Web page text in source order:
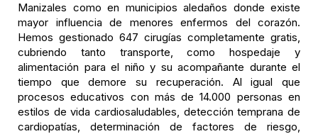
Manizales como en municipios aledaños donde existe
mayor influencia de menores enfermos del corazón.
Hemos gestionado 647 cirugías completamente gratis,
cubriendo tanto transporte, como hospedaje y
alimentación para el niño y su acompañante durante el
tiempo que demore su recuperación. Al igual que
procesos educativos con más de 14.000 personas en
estilos de vida cardiosaludables, detección temprana de
cardiopatías, determinación de factores de riesgo,